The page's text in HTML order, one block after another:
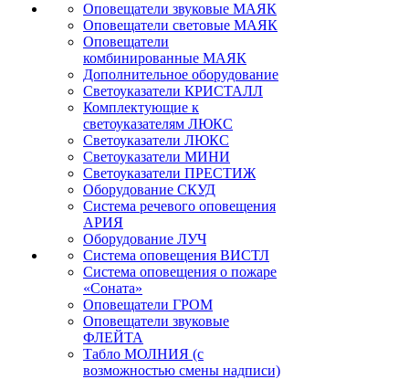
Оповещатели звуковые МАЯК
Оповещатели световые МАЯК
Оповещатели
комбинированные МАЯК
Дополнительное оборудование
Светоуказатели КРИСТАЛЛ
Комплектующие к
светоуказателям ЛЮКС
Светоуказатели ЛЮКС
Светоуказатели МИНИ
Светоуказатели ПРЕСТИЖ
Оборудование СКУД
Система речевого оповещения
АРИЯ
Оборудование ЛУЧ
Система оповещения ВИСТЛ
Система оповещения о пожаре
«Соната»
Оповещатели ГРОМ
Оповещатели звуковые
ФЛЕЙТА
Табло МОЛНИЯ (с
возможностью смены надписи)